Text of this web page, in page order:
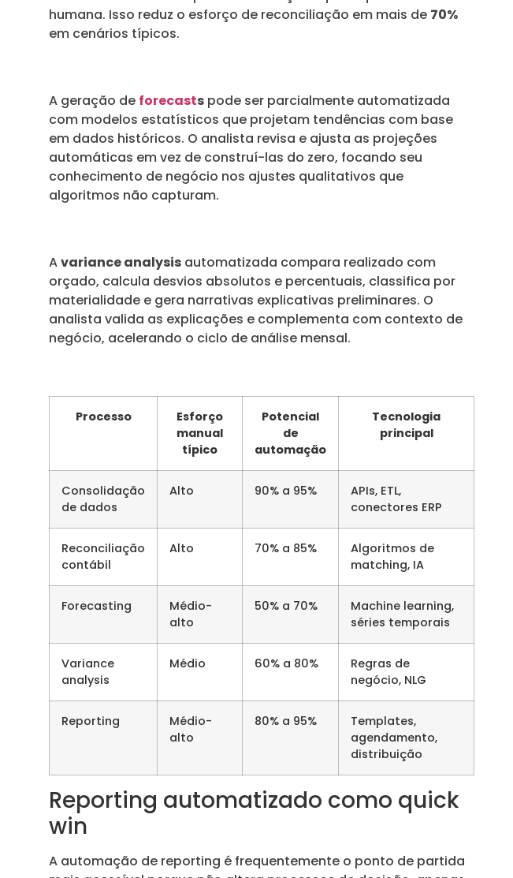
humana. Isso reduz o esforço de reconciliação em mais de 70%
em cenários típicos.
A geração de forecasts pode ser parcialmente automatizada
com modelos estatísticos que projetam tendências com base
em dados históricos. O analista revisa e ajusta as projeções
automáticas em vez de construí-las do zero, focando seu
conhecimento de negócio nos ajustes qualitativos que
algoritmos não capturam.
Avariance analysis automatizada compara realizado com
orçado, calcula desvios absolutos e percentuais, classifica por
materialidade e gera narrativas explicativas preliminares. O
analista valida as explicações e complementa com contexto de
negócio, acelerando o ciclo de análise mensal.
Processo
Esforço
manual
típico
Potencial
de
automação
Tecnologia
principal
Consolidação
de dados
Alto 90% a 95%
APIs, ETL,
conectores ERP
Reconciliação
contábil
Alto 70% a 85%
Algoritmos de
matching, IA
Forecasting
Médio-
alto
50% a 70%
Machine learning,
séries temporais
Variance
analysis
Médio 60% a 80%
Regras de
negócio, NLG
Reporting
Médio-
alto
80% a 95%
Templates,
agendamento,
distribuição
Reporting automatizado como quick
win
A automação de reporting é frequentemente o ponto de partida